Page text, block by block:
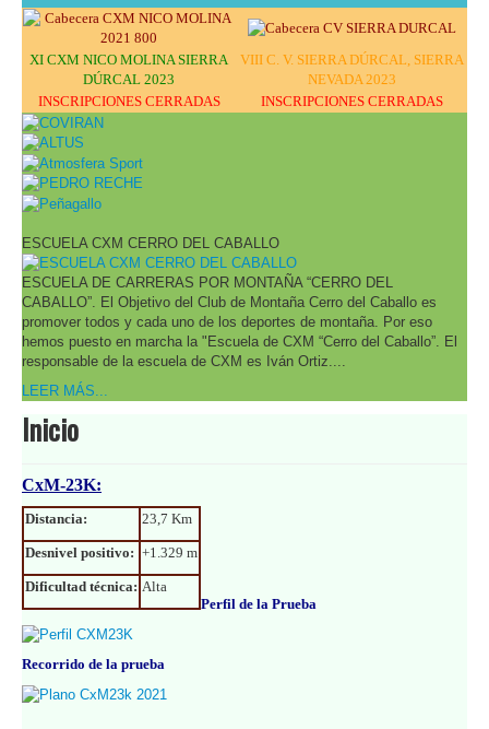
XI CXM NICO MOLINA SIERRA
DÚRCAL 2023
VIII C. V. SIERRA DÚRCAL, SIERRA
NEVADA 2023
INSCRIPCIONES CERRADAS
INSCRIPCIONES CERRADAS
ESCUELA CXM CERRO DEL CABALLO
ESCUELA DE CARRERAS POR MONTAÑA “CERRO DEL
CABALLO”. El Objetivo del Club de Montaña Cerro del Caballo es
promover todos y cada uno de los deportes de montaña. Por eso
hemos puesto en marcha la "Escuela de CXM “Cerro del Caballo”. El
responsable de la escuela de CXM es Iván Ortiz....
LEER MÁS...
Inicio
CxM-23K:
Distancia: 23,7 Km
Desnivel positivo: +1.329 m
Dificultad técnica: Alta
Perfil de la Prueba
Recorrido de la prueba